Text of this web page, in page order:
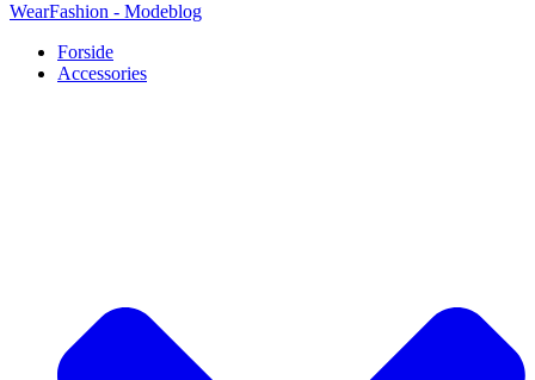
WearFashion - Modeblog
Forside
Accessories